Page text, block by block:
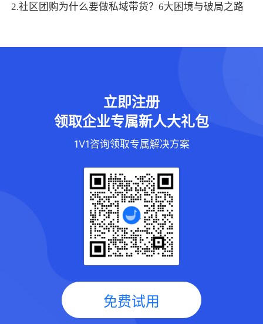
2.社区团购为什么要做私域带货？6大困境与破局之路
立即注册
领取企业专属新人大礼包
1V1咨询领取专属解决方案
免费试用